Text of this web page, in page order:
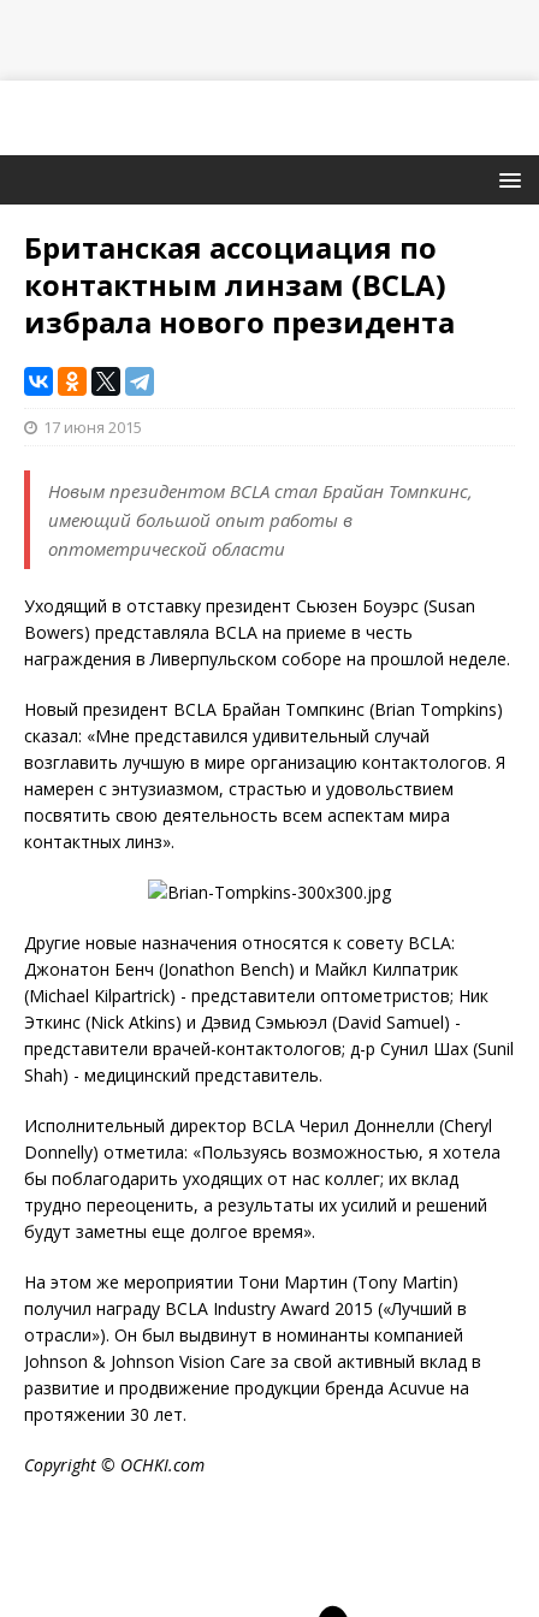
Британская ассоциация по
контактным линзам (BCLA)
избрала нового президента
17 июня 2015
Новым президентом BCLA стал Брайан Томпкинс,
имеющий большой опыт работы в
оптометрической области
Уходящий в отставку президент Сьюзен Боуэрс (Susan
Bowers) представляла BCLA на приеме в честь
награждения в Ливерпульском соборе на прошлой неделе.
Новый президент BCLA Брайан Томпкинс (Brian Tompkins)
сказал: «Мне представился удивительный случай
возглавить лучшую в мире организацию контактологов. Я
намерен с энтузиазмом, страстью и удовольствием
посвятить свою деятельность всем аспектам мира
контактных линз».
Другие новые назначения относятся к совету BCLA:
Джонатон Бенч (Jonathon Bench) и Майкл Килпатрик
(Michael Kilpartrick) - представители оптометристов; Ник
Эткинс (Nick Atkins) и Дэвид Сэмьюэл (David Samuel) -
представители врачей-контактологов; д-р Сунил Шах (Sunil
Shah) - медицинский представитель.
Исполнительный директор BCLA Черил Доннелли (Cheryl
Donnelly) отметила: «Пользуясь возможностью, я хотела
бы поблагодарить уходящих от нас коллег; их вклад
трудно переоценить, а результаты их усилий и решений
будут заметны еще долгое время».
На этом же мероприятии Тони Мартин (Tony Martin)
получил награду BCLA Industry Award 2015 («Лучший в
отрасли»). Он был выдвинут в номинанты компанией
Johnson & Johnson Vision Care за свой активный вклад в
развитие и продвижение продукции бренда Acuvue на
протяжении 30 лет.
Copyright © OCHKI.com